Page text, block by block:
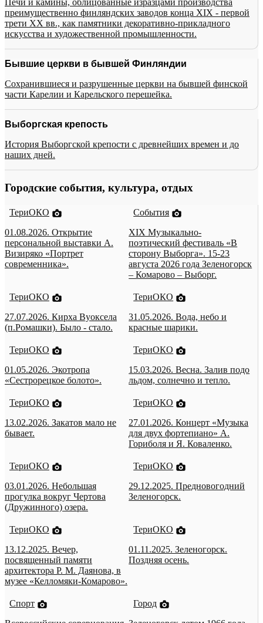
Печи и камины, облицованные изразцами производства
преимущественно финляндских заводов конца XIX - первой
трети XX вв., как памятники декоративно-прикладного
искусства и художественной промышленности.
Бывшие церкви в бывшей Финляндии
Сохранившиеся и разрушенные церкви на бывшей финской
части Карелии и Карельского перешейка.
Выборгская крепость
История Выборгской крепости с древнейших времен и до
наших дней.
Городские события, культура, отдых
ТериОКО
01.08.2026. Открытие
персональной выставки А.
Визиряко «Портрет
современника».
События
XIX Музыкально-
поэтический фестиваль «В
сторону Выборга». 15-23
августа 2026 года Зеленогорск
– Комарово – Выборг.
ТериОКО
27.07.2026. Кирха Вуоксела
(п.Ромашки). Было - стало.
ТериОКО
31.05.2026. Вода, небо и
красные шарики.
ТериОКО
01.05.2026. Экотропа
«Сестрорецкое болото».
ТериОКО
15.03.2026. Весна. Залив подо
льдом, солнечно и тепло.
ТериОКО
13.02.2026. Закатов мало не
бывает.
ТериОКО
27.01.2026. Концерт «Музыка
для двух фортепиано» А.
Гориболя и Я. Коваленко.
ТериОКО
03.01.2026. Небольшая
прогулка вокруг Чертова
(Дружинного) озера.
ТериОКО
29.12.2025. Предновогодний
Зеленогорск.
ТериОКО
13.12.2025. Вечер,
посвященный памяти
архитектора Р. М. Даянова, в
музее «Келломяки-Комарово».
ТериОКО
01.11.2025. Зеленогорск.
Поздняя осень.
Спорт
Город